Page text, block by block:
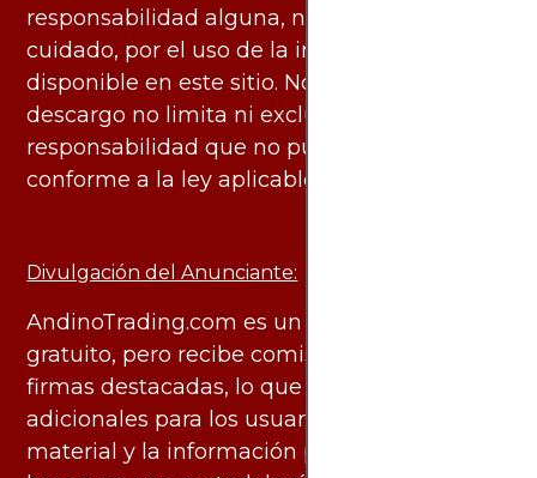
responsabilidad alguna, ni deber de
cuidado, por el uso de la información
disponible en este sitio. No obstante, este
descargo no limita ni excluye ninguna
responsabilidad que no pueda ser excluida
conforme a la ley aplicable.
Divulgación del Anunciante:
AndinoTrading.com es un sitio de uso
gratuito, pero recibe comisiones de algunas
firmas destacadas, lo que no genera costos
adicionales para los usuarios. Todo el
material y la información publicados se